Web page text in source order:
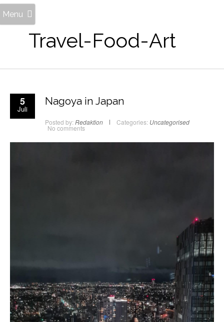
Travel-Food-Art
Menu
5
Juli
Nagoya in Japan
Posted by: Redaktion Categories: Uncategorised
No comments